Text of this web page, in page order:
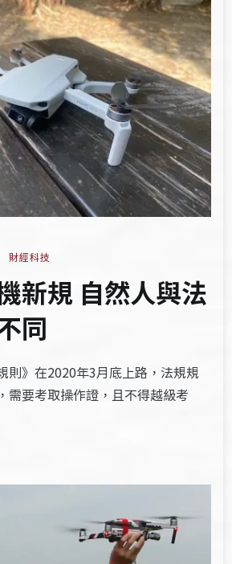
財經科技
新規 自然人與法
同
則》在2020年3月底上路，法規規
需要考取操作證，且不得越級考